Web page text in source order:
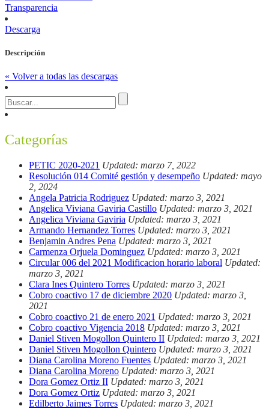
Transparencia
Descarga
Descripción
« Volver a todas las descargas
Categorías
PETIC 2020-2021 Updated: marzo 7, 2022
Resolución 014 Comité gestión y desempeño Updated: mayo
2, 2024
Angela Patricia Rodriguez Updated: marzo 3, 2021
Angelica Viviana Gaviria Castillo Updated: marzo 3, 2021
Angelica Viviana Gaviria Updated: marzo 3, 2021
Armando Hernandez Torres Updated: marzo 3, 2021
Benjamin Andres Pena Updated: marzo 3, 2021
Carmenza Orjuela Dominguez Updated: marzo 3, 2021
Circular 006 del 2021 Modificacion horario laboral Updated:
marzo 3, 2021
Clara Ines Quintero Torres Updated: marzo 3, 2021
Cobro coactivo 17 de diciembre 2020 Updated: marzo 3,
2021
Cobro coactivo 21 de enero 2021 Updated: marzo 3, 2021
Cobro coactivo Vigencia 2018 Updated: marzo 3, 2021
Daniel Stiven Mogollon Quintero II Updated: marzo 3, 2021
Daniel Stiven Mogollon Quintero Updated: marzo 3, 2021
Diana Carolina Moreno Fuentes Updated: marzo 3, 2021
Diana Carolina Moreno Updated: marzo 3, 2021
Dora Gomez Ortiz II Updated: marzo 3, 2021
Dora Gomez Ortiz Updated: marzo 3, 2021
Edilberto Jaimes Torres Updated: marzo 3, 2021